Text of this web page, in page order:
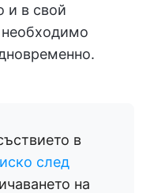
и в свой
необходимо
в
след
на